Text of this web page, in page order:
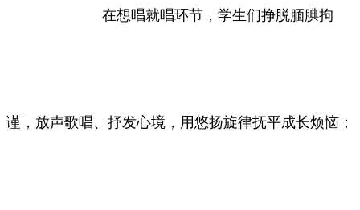
在想唱就唱环节，学生们挣脱腼腆拘
谨，放声歌唱、抒发心境，用悠扬旋律抚平成长烦恼；